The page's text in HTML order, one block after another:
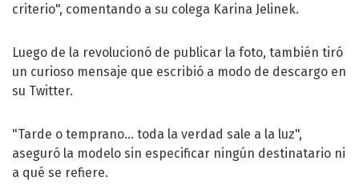
criterio", comentando a su colega Karina Jelinek.
Luego de la revolucionó de publicar la foto, también tiró
un curioso mensaje que escribió a modo de descargo en
su Twitter.
"Tarde o temprano... toda la verdad sale a la luz",
aseguró la modelo sin especificar ningún destinatario ni
a qué se refiere.